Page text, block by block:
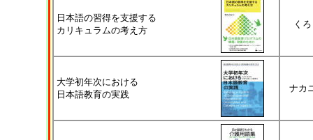
日本語の習得を支援する
カリキュラムの考え方
く
大学初年次における
日本語教育の実践
ナカ